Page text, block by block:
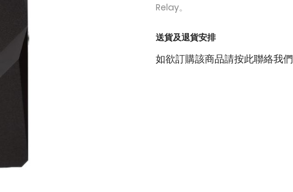
Relay。
送貨及退貨安排
如欲訂購該商品請按此聯絡我們